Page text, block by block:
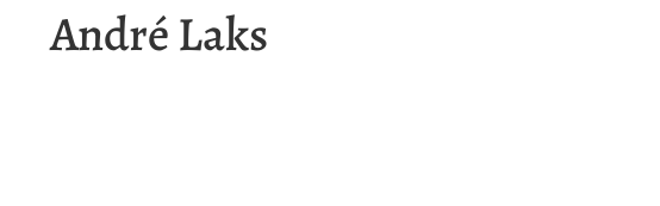
André Laks